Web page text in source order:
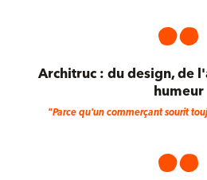
Architruc : du design, de
humeur
"Parce qu'un commerçant sourit